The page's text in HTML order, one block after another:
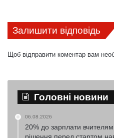
Залишити відповідь
Щоб відправити коментар вам
Головні новини
06.08.2026
20% до зарплати